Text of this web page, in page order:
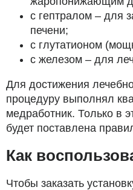
с гептралом – для
печени;
с глутатионом
с железом – для
Для достижения
процедуру выполнял
медработник. Только в
будет поставлена
Как
Чтобы заказать